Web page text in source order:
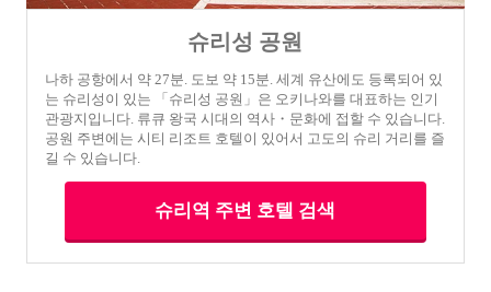
슈리성 공원
나하 공항에서 약 27분. 도보 약 15분. 세계 유산에도 등록되어 있
는 슈리성이 있는 「슈리성 공원」은 오키나와를 대표하는 인기
관광지입니다. 류큐 왕국 시대의 역사・문화에 접할 수 있습니다.
공원 주변에는 시티 리조트 호텔이 있어서 고도의 슈리 거리를 즐
길 수 있습니다.
슈리역 주변 호텔 검색